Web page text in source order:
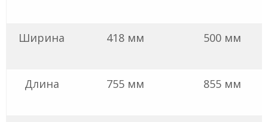
Ширина 418 мм 500 мм
Длина 755 мм 855 мм